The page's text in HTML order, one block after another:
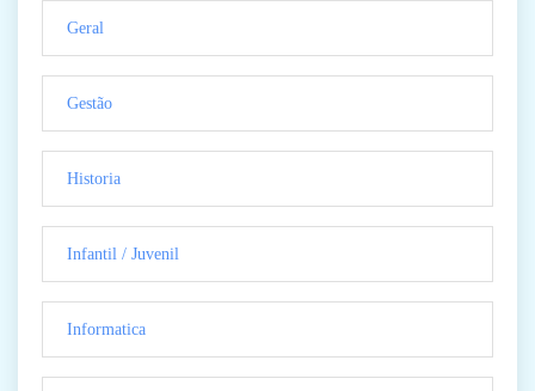
Geral
Gestão
Historia
Infantil / Juvenil
Informatica